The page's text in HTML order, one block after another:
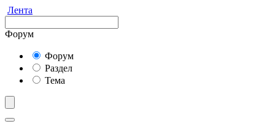
Лента
Форум
Форум
Раздел
Тема